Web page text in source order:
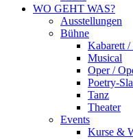
WO GEHT WAS?
Ausstellungen
Bühne
Kabarett
Musical
Oper /
Poetry-
Tanz
Theater
Events
Kurse &